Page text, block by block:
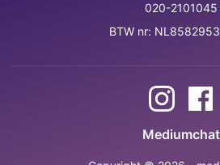
020-2101045
BTW nr:
Mediumchat